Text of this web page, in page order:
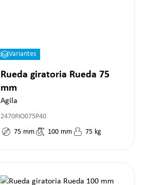
Variantes
Rueda giratoria Rueda 75
mm
Agila
2470PJO075P40
75 mm 100 mm 75 kg